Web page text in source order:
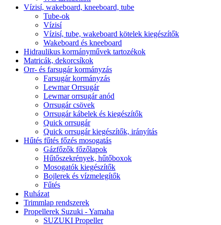
Vízisí, wakeboard, kneeboard, tube
Tube-ok
Vízisí
Vízisí, tube, wakeboard kötelek kiegészítők
Wakeboard és kneeboard
Hidraulikus kormányművek tartozékok
Matricák, dekorcsíkok
Orr- és farsugár kormányzás
Farsugár kormányzás
Lewmar Orrsugár
Lewmar orrsugár anód
Orrsugár csövek
Orrsugár kábelek és kiegészítők
Quick orrsugár
Quick orrsugár kiegészítők, irányítás
Hűtés fűtés főzés mosogatás
Gázfőzők főzőlapok
Hűtőszekrények, hűtőboxok
Mosogatók kiegészítők
Bojlerek és vízmelegítők
Fűtés
Ruházat
Trimmlap rendszerek
Propellerek Suzuki - Yamaha
SUZUKI Propeller